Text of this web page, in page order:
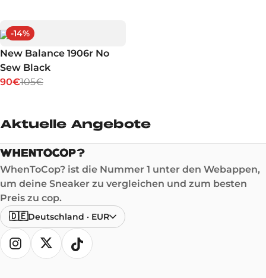
-14%
New Balance 1906r No
Sew Black
90€105€
Aktuelle Angebote
WhenToCop? ist die Nummer 1 unter den Webappen,
um deine Sneaker zu vergleichen und zum besten
Preis zu cop.
🇩🇪Deutschland · EUR